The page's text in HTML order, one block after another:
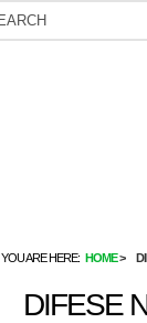
YOU ARE HERE: HOME
DIFESE